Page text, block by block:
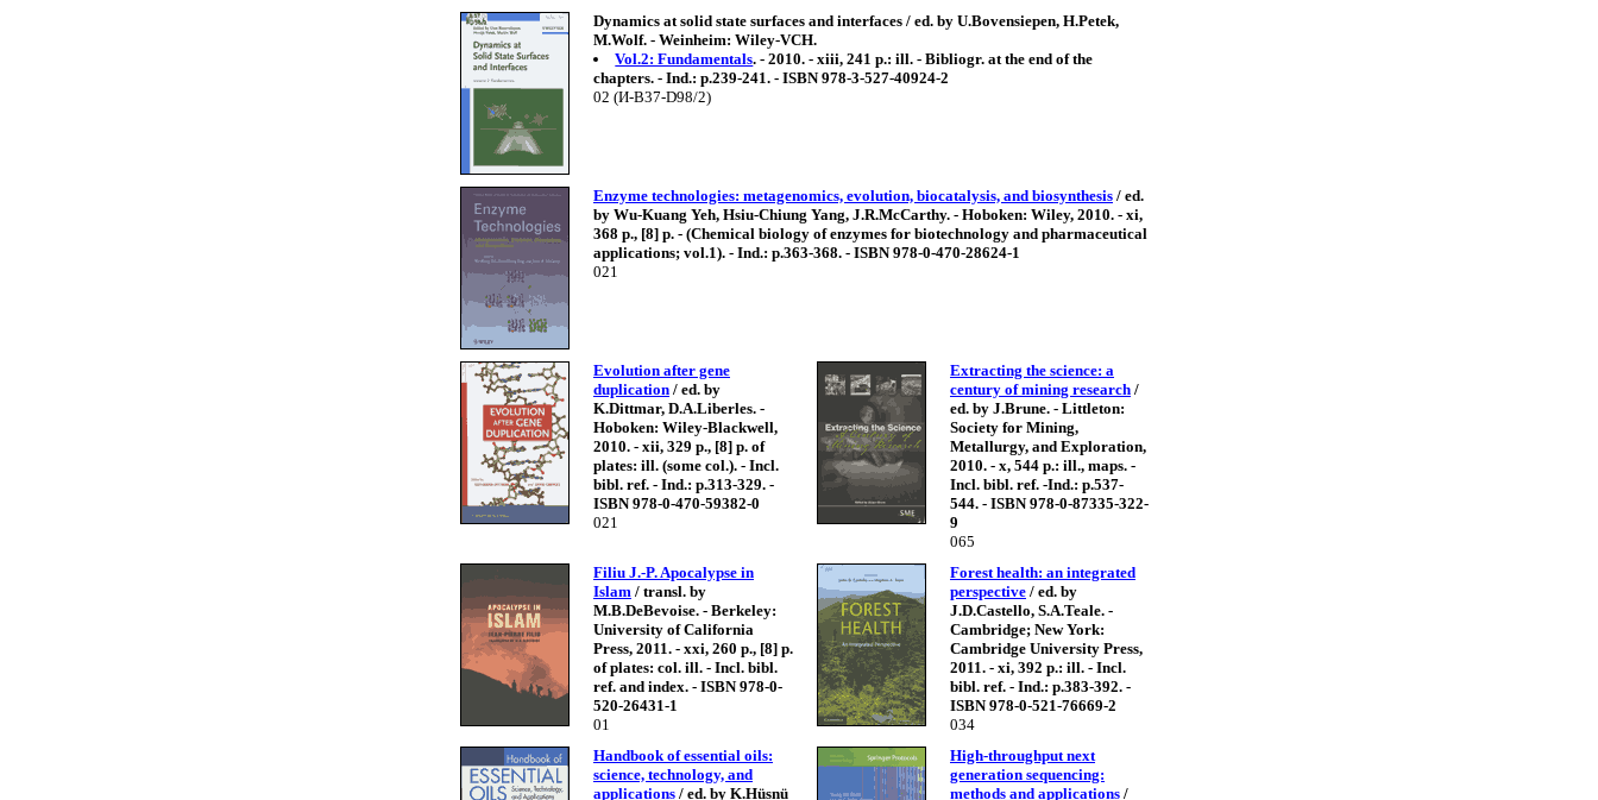
Dynamics at solid state surfaces and interfaces / ed. by U.Bovensiepen, H.Petek,
M.Wolf. - Weinheim: Wiley-VCH.
Vol.2: Fundamentals. - 2010. - xiii, 241 p.: ill. - Bibliogr. at the end of the
chapters. - Ind.: p.239-241. - ISBN 978-3-527-40924-2
02 (И-B37-D98/2)
Enzyme technologies: metagenomics, evolution, biocatalysis, and biosynthesis / ed.
by Wu-Kuang Yeh, Hsiu-Chiung Yang, J.R.McCarthy. - Hoboken: Wiley, 2010. - xi,
368 p., [8] p. - (Chemical biology of enzymes for biotechnology and pharmaceutical
applications; vol.1). - Ind.: p.363-368. - ISBN 978-0-470-28624-1
021
Evolution after gene
duplication / ed. by
K.Dittmar, D.A.Liberles. -
Hoboken: Wiley-Blackwell,
2010. - xii, 329 p., [8] p. of
plates: ill. (some col.). - Incl.
bibl. ref. - Ind.: p.313-329. -
ISBN 978-0-470-59382-0
021
Extracting the science: a
century of mining research /
ed. by J.Brune. - Littleton:
Society for Mining,
Metallurgy, and Exploration,
2010. - x, 544 p.: ill., maps. -
Incl. bibl. ref. -Ind.: p.537-
544. - ISBN 978-0-87335-322-
9
065
Filiu J.-P. Apocalypse in
Islam / transl. by
M.B.DeBevoise. - Berkeley:
University of California
Press, 2011. - xxi, 260 p., [8] p.
of plates: col. ill. - Incl. bibl.
ref. and index. - ISBN 978-0-
520-26431-1
01
Forest health: an integrated
perspective / ed. by
J.D.Castello, S.A.Teale. -
Cambridge; New York:
Cambridge University Press,
2011. - xi, 392 p.: ill. - Incl.
bibl. ref. - Ind.: p.383-392. -
ISBN 978-0-521-76669-2
034
Handbook of essential oils:
science, technology, and
applications / ed. by K.Hüsnü
High-throughput next
generation sequencing:
methods and applications /